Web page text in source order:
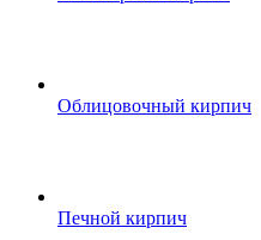
Облицовочный кирпич
Печной кирпич